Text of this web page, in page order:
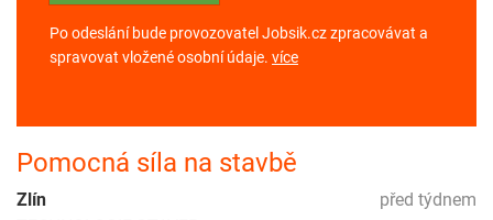
Po odeslání bude provozovatel Jobsik.cz zpracovávat a
spravovat vložené osobní údaje. více
Pomocná síla na stavbě
před týdnem
Zlín